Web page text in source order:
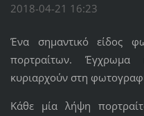
2018-04-21 16:23
Ένα σημαντικό είδος
πορτραίτων. Έγχρωμα
κυριαρχούν στη
Κάθε μία λήψη